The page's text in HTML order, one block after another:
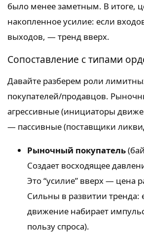
было менее заметным. В итоге,
накопленное усилие: если
выходов, — тренд вверх.
Сопоставление с типами
Давайте разберем роли
покупателей/продавцов.
агрессивные (инициаторы
— пассивные (поставщики
Рыночный покупатель
Создает восходящее
Это “усилие” вверх — цена
Сильны в развитии тренда:
движение набирает
пользу спроса).